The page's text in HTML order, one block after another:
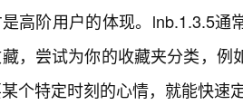
高阶用户的体现。lnb.1.3.5通
，尝试为你的收藏夹分类，例
个特定时刻的心情，就能快速